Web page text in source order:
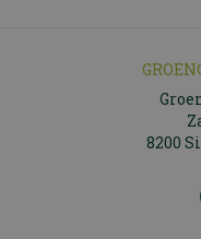
8200